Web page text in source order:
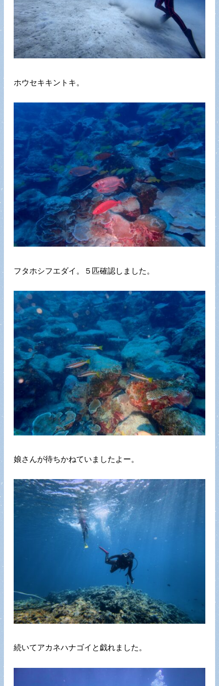
ホウセキキントキ。
フタホシフエダイ。５匹確認しました。
娘さんが待ちかねていましたよー。
続いてアカネハナゴイと戯れました。